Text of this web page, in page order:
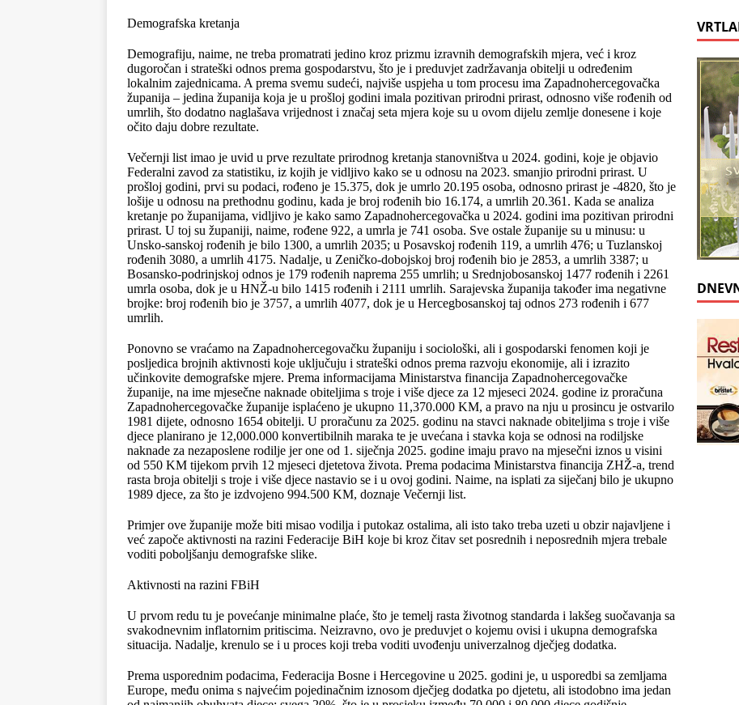
Demografska kretanja
Demografiju, naime, ne treba promatrati jedino kroz prizmu izravnih demografskih mjera, već i kroz
dugoročan i strateški odnos prema gospodarstvu, što je i preduvjet zadržavanja obitelji u određenim
lokalnim zajednicama. A prema svemu sudeći, najviše uspjeha u tom procesu ima Zapadnohercegovačka
županija – jedina županija koja je u prošloj godini imala pozitivan prirodni prirast, odnosno više rođenih od
umrlih, što dodatno naglašava vrijednost i značaj seta mjera koje su u ovom dijelu zemlje donesene i koje
očito daju dobre rezultate.
Večernji list imao je uvid u prve rezultate prirodnog kretanja stanovništva u 2024. godini, koje je objavio
Federalni zavod za statistiku, iz kojih je vidljivo kako se u odnosu na 2023. smanjio prirodni prirast. U
prošloj godini, prvi su podaci, rođeno je 15.375, dok je umrlo 20.195 osoba, odnosno prirast je -4820, što je
lošije u odnosu na prethodnu godinu, kada je broj rođenih bio 16.174, a umrlih 20.361. Kada se analiza
kretanje po županijama, vidljivo je kako samo Zapadnohercegovačka u 2024. godini ima pozitivan prirodni
prirast. U toj su županiji, naime, rođene 922, a umrla je 741 osoba. Sve ostale županije su u minusu: u
Unsko-sanskoj rođenih je bilo 1300, a umrlih 2035; u Posavskoj rođenih 119, a umrlih 476; u Tuzlanskoj
rođenih 3080, a umrlih 4175. Nadalje, u Zeničko-dobojskoj broj rođenih bio je 2853, a umrlih 3387; u
Bosansko-podrinjskoj odnos je 179 rođenih naprema 255 umrlih; u Srednjobosanskoj 1477 rođenih i 2261
umrla osoba, dok je u HNŽ-u bilo 1415 rođenih i 2111 umrlih. Sarajevska županija također ima negativne
brojke: broj rođenih bio je 3757, a umrlih 4077, dok je u Hercegbosanskoj taj odnos 273 rođenih i 677
umrlih.
Ponovno se vraćamo na Zapadnohercegovačku županiju i sociološki, ali i gospodarski fenomen koji je
posljedica brojnih aktivnosti koje uključuju i strateški odnos prema razvoju ekonomije, ali i izrazito
učinkovite demografske mjere. Prema informacijama Ministarstva financija Zapadnohercegovačke
županije, na ime mjesečne naknade obiteljima s troje i više djece za 12 mjeseci 2024. godine iz proračuna
Zapadnohercegovačke županije isplaćeno je ukupno 11,370.000 KM, a pravo na nju u prosincu je ostvarilo
1981 dijete, odnosno 1654 obitelji. U proračunu za 2025. godinu na stavci naknade obiteljima s troje i više
djece planirano je 12,000.000 konvertibilnih maraka te je uvećana i stavka koja se odnosi na rodiljske
naknade za nezaposlene rodilje jer one od 1. siječnja 2025. godine imaju pravo na mjesečni iznos u visini
od 550 KM tijekom prvih 12 mjeseci djetetova života. Prema podacima Ministarstva financija ZHŽ-a, trend
rasta broja obitelji s troje i više djece nastavio se i u ovoj godini. Naime, na isplati za siječanj bilo je ukupno
1989 djece, za što je izdvojeno 994.500 KM, doznaje Večernji list.
Primjer ove županije može biti misao vodilja i putokaz ostalima, ali isto tako treba uzeti u obzir najavljene i
već započe aktivnosti na razini Federacije BiH koje bi kroz čitav set posrednih i neposrednih mjera trebale
voditi poboljšanju demografske slike.
Aktivnosti na razini FBiH
U prvom redu tu je povećanje minimalne plaće, što je temelj rasta životnog standarda i lakšeg suočavanja sa
svakodnevnim inflatornim pritiscima. Neizravno, ovo je preduvjet o kojemu ovisi i ukupna demografska
situacija. Nadalje, krenulo se i u proces koji treba voditi uvođenju univerzalnog dječjeg dodatka.
Prema usporednim podacima, Federacija Bosne i Hercegovine u 2025. godini je, u usporedbi sa zemljama
Europe, među onima s najvećim pojedinačnim iznosom dječjeg dodatka po djetetu, ali istodobno ima jedan